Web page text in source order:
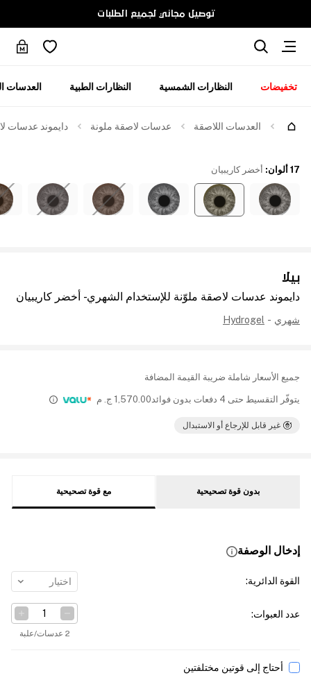
توصيل مجاني لجميع الطلبات
تخفيضات النظارات الشمسية النظارات الطبية العدسات
العدسات اللاصقة عدسات لاصقة ملونة دايموند عدسات
بيلا
دايموند عدسات لاصقة ملوّنة للإستخدام الشهري - أخضر كاريبيان
شهري -
Hydrogel
جميع الأسعار شاملة ضريبة القيمة المضافة
يتوفّر التقسيط حتى 4 دفعات بدون فوائد 1,570.00 ج. م
غير قابل للإرجاع أو الاستبدال
17 ألوان : أخضر كاريبيان
بدون قوة تصحيحية مع قوة تصحيحية
إدخال الوصفة
القوة الدائرية: اختيار
عدد العبوات:
2 عدسات/علبة
أحتاج إلى قوتين مختلفتين